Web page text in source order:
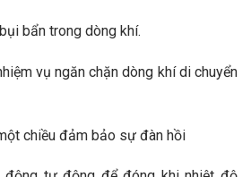
bẩn trong dòng khí.
vụ ngăn chặn dòng khí di chuyển
chiều đảm bảo sự đàn hồi